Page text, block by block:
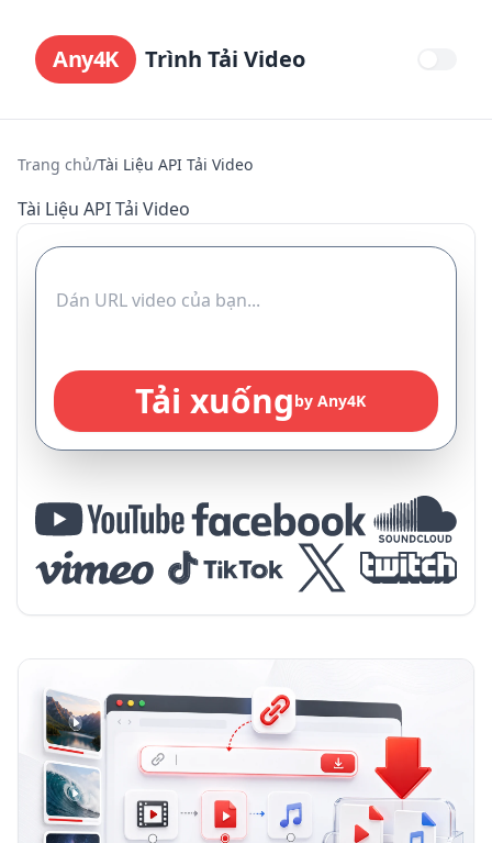
Any4K Trình Tải Video
Trang chủ/Tài Liệu API Tải Video
Tài Liệu API Tải Video
Tải xuốngby Any4K